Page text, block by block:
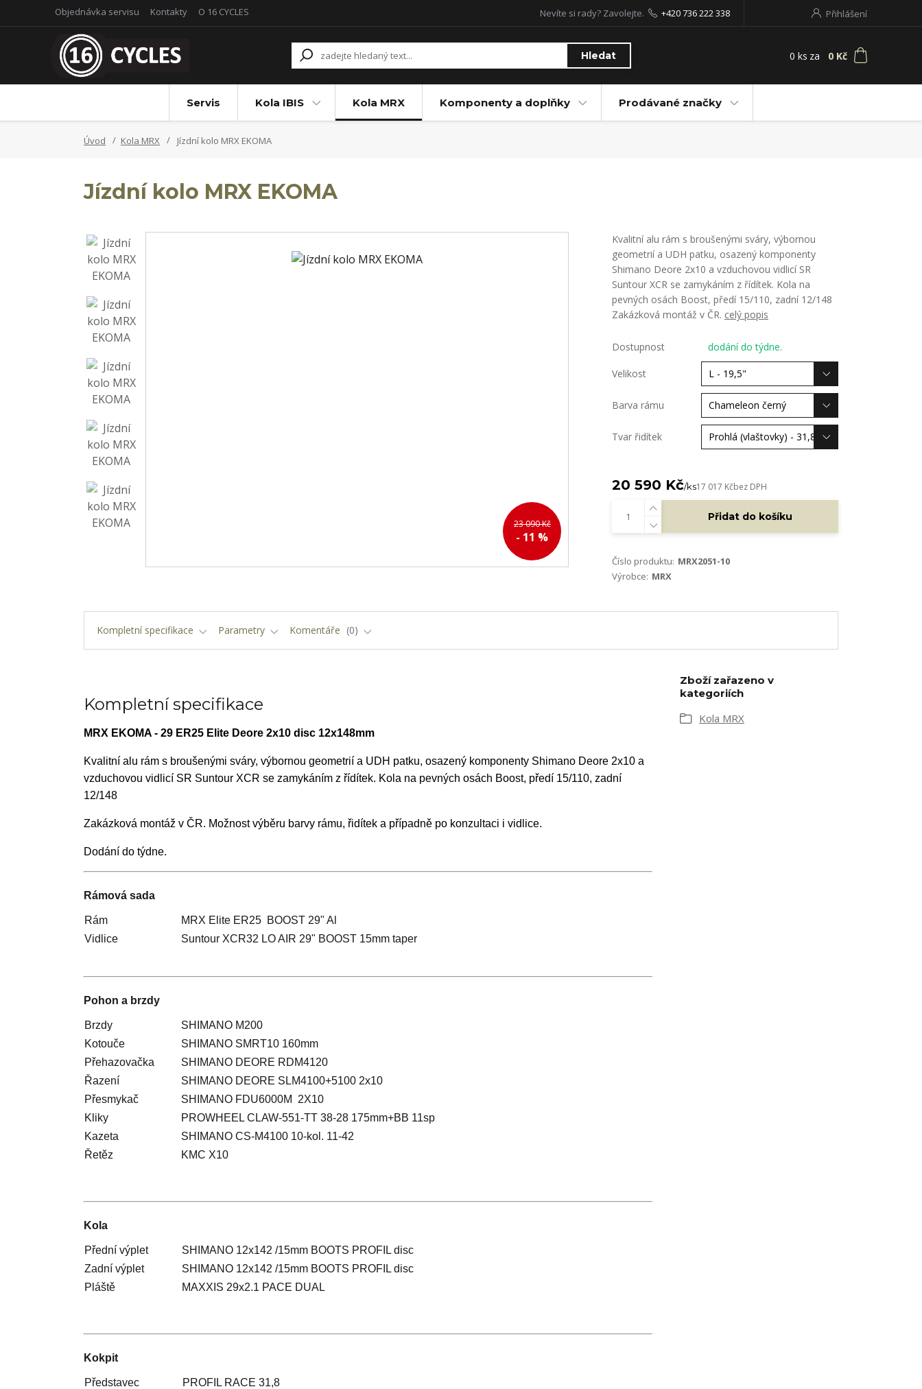
Objednávka servisu Kontakty O 16 CYCLES Přihlášení
Hledat
Nevíte si rady? Zavolejte. +420 736 222 338
0 ks za 0 Kč
Servis Kola IBIS Kola MRX Komponenty a doplňky Prodávané značky
Úvod Kola MRX Jízdní kolo MRX EKOMA
Jízdní kolo MRX EKOMA
23 090 Kč
- 11 %
Kvalitní alu rám s broušenými sváry, výbornou
geometrií a UDH patku, osazený komponenty
Shimano Deore 2x10 a vzduchovou vidlicí SR
Suntour XCR se zamykáním z řídítek. Kola na
pevných osách Boost, předí 15/110, zadní 12/148
Zakázková montáž v ČR. celý popis
Dostupnost dodání do týdne.
Velikost
Barva rámu
Tvar řidítek
20 590 Kč/ks17 017 Kčbez DPH
Přidat do košíku
Číslo produktu: MRX2051-10
Výrobce: MRX
Kompletní specifikace Parametry Komentáře 0
Kompletní specifikace
MRX EKOMA - 29 ER25 Elite Deore 2x10 disc 12x148mm
Kvalitní alu rám s broušenými sváry, výbornou geometrií a UDH patku, osazený komponenty Shimano Deore 2x10 a
vzduchovou vidlicí SR Suntour XCR se zamykáním z řídítek. Kola na pevných osách Boost, předí 15/110, zadní
12/148
Zakázková montáž v ČR. Možnost výběru barvy rámu, řidítek a případně po konzultaci i vidlice.
Dodání do týdne.
Rámová sada
Rám
MRX Elite ER25 BOOST 29" Al
Vidlice
Suntour XCR32 LO AIR 29" BOOST 15mm taper
Pohon a brzdy
Brzdy
SHIMANO M200
Kotouče
SHIMANO SMRT10 160mm
Přehazovačka
SHIMANO DEORE RDM4120
Řazení
SHIMANO DEORE SLM4100+5100 2x10
Přesmykač
SHIMANO FDU6000M 2X10
Kliky
PROWHEEL CLAW-551-TT 38-28 175mm+BB 11sp
Kazeta
SHIMANO CS-M4100 10-kol. 11-42
Řetěz
KMC X10
Kola
Přední výplet
SHIMANO 12x142 /15mm BOOTS PROFIL disc
Zadní výplet
SHIMANO 12x142 /15mm BOOTS PROFIL disc
Pláště
MAXXIS 29x2.1 PACE DUAL
Kokpit
Představec
PROFIL RACE 31,8
Zboží zařazeno v
kategoriích
Kola MRX